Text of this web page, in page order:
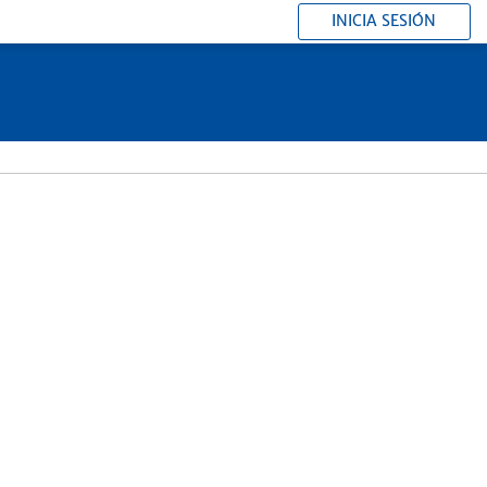
INICIA SESIÓN